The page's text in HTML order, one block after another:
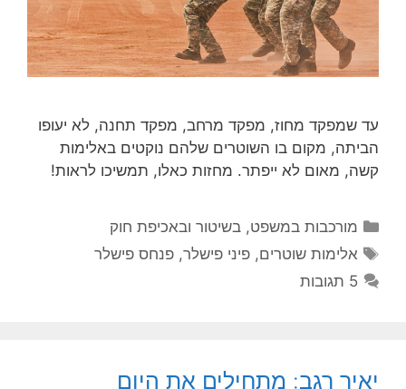
עד שמפקד מחוז, מפקד מרחב, מפקד תחנה, לא יעופו
הביתה, מקום בו השוטרים שלהם נוקטים באלימות
קשה, מאום לא ייפתר. מחזות כאלו, תמשיכו לראות!
קטגוריות
מורכבות במשפט, בשיטור ובאכיפת חוק
תגיות
אלימות שוטרים,פיני פישלר,פנחס פישלר
5 תגובות
יאיר רגב: מתחילים את היום